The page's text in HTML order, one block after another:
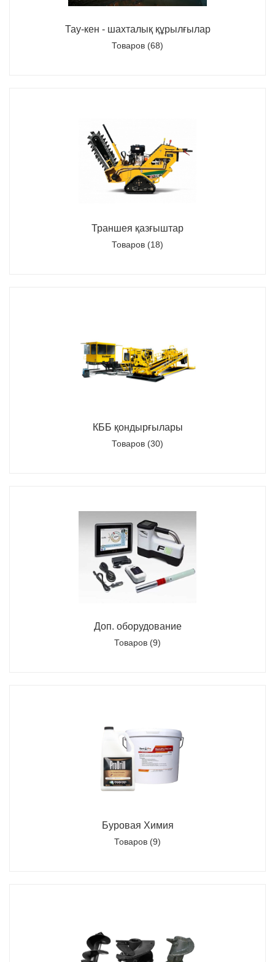
Тау-кен - шахталық құрылғылар
Товаров (68)
Траншея қазғыштар
Товаров (18)
КББ қондырғылары
Товаров (30)
Доп. оборудование
Товаров (9)
Буровая Химия
Товаров (9)